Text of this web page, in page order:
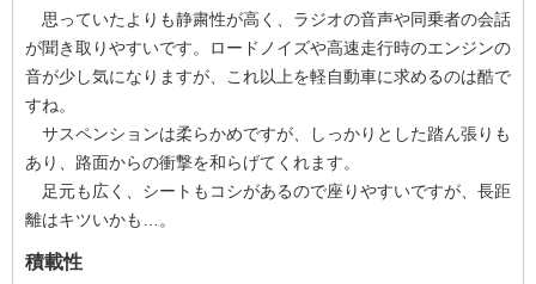
思っていたよりも静粛性が高く、ラジオの音声や同乗者の会話
が聞き取りやすいです。ロードノイズや高速走行時のエンジンの
音が少し気になりますが、これ以上を軽自動車に求めるのは酷で
すね。
サスペンションは柔らかめですが、しっかりとした踏ん張りも
あり、路面からの衝撃を和らげてくれます。
足元も広く、シートもコシがあるので座りやすいですが、長距
離はキツいかも…。
積載性